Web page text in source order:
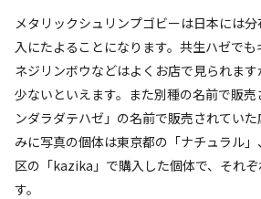
メタリックシュリンプゴビーは日本には
入にたよることになります。共生ハゼで
ネジリンボウなどはよくお店で見られま
少ないといえます。また別種の名前で販
ンダラダテハゼ」の名前で販売されてい
みに写真の個体は東京都の「ナチュラル
区の「kazika」で購入した個体で、それ
す。